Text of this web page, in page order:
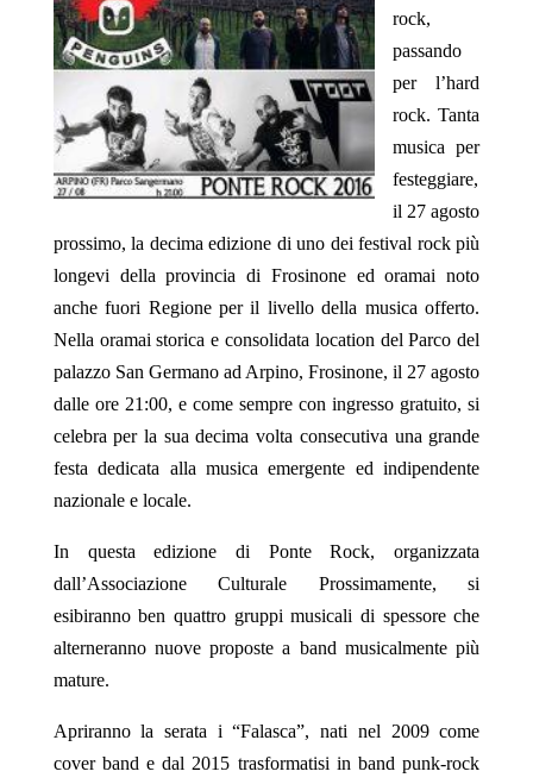
rock,
passando
per l’hard
rock. Tanta
musica per
festeggiare,
il 27 agosto
prossimo, la decima edizione di uno dei festival rock più
longevi della provincia di Frosinone ed oramai noto
anche fuori Regione per il livello della musica offerto.
Nella oramai storica e consolidata location del Parco del
palazzo San Germano ad Arpino, Frosinone, il 27 agosto
dalle ore 21:00, e come sempre con ingresso gratuito, si
celebra per la sua decima volta consecutiva una grande
festa dedicata alla musica emergente ed indipendente
nazionale e locale.
In questa edizione di Ponte Rock, organizzata
dall’Associazione Culturale Prossimamente, si
esibiranno ben quattro gruppi musicali di spessore che
alterneranno nuove proposte a band musicalmente più
mature.
Apriranno la serata i “Falasca”, nati nel 2009 come
cover band e dal 2015 trasformatisi in band punk-rock